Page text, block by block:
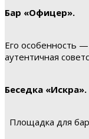
Бар «Офицер».
Его особенность
аутентичная
Беседка «Искра».
Площадка для